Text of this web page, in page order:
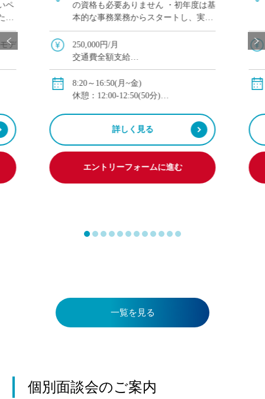
ペ
だ
毎
の
デ
の資格も必要ありません ・初年度は基
本的な事務業務からスタートし、実務
を通して少しずつ仕事を覚えていただ
けます ・同じ業務を担当する職員が複
数名いるため、分からないことを確
認・相談しやす […]
250,000円/月
交通費全額支給
私学共済・厚生年金・雇用保険・労災
保険
8:20～16:50(月~金)
休憩：12:00-12:50(50分)
詳しく見る
エントリーフォームに進む
一覧を見る
個別面談会のご案内